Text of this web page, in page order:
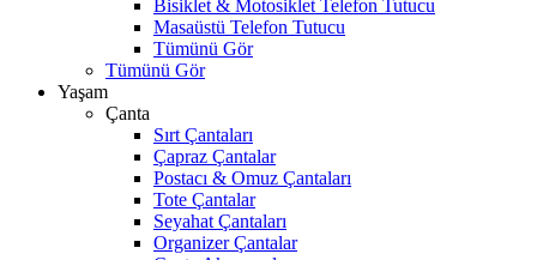
Bisiklet & Motosiklet Telefon Tutucu
Masaüstü Telefon Tutucu
Tümünü Gör
Tümünü Gör
Yaşam
Çanta
Sırt Çantaları
Çapraz Çantalar
Postacı & Omuz Çantaları
Tote Çantalar
Seyahat Çantaları
Organizer Çantalar